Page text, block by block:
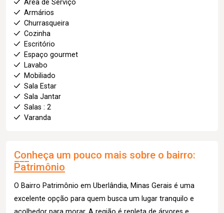
Área de Serviço
Armários
Churrasqueira
Cozinha
Escritório
Espaço gourmet
Lavabo
Mobiliado
Sala Estar
Sala Jantar
Salas : 2
Varanda
Conheça um pouco mais sobre o bairro:
Patrimônio
O Bairro Patrimônio em Uberlândia, Minas Gerais é uma
excelente opção para quem busca um lugar tranquilo e